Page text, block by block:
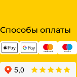
Способы оплаты